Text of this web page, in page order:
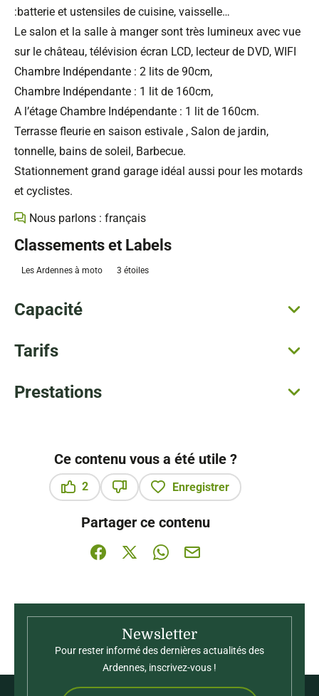
:batterie et ustensiles de cuisine, vaisselle…
Le salon et la salle à manger sont très lumineux avec vue
sur le château, télévision écran LCD, lecteur de DVD, WIFI
Chambre Indépendante : 2 lits de 90cm,
Chambre Indépendante : 1 lit de 160cm,
A l’étage Chambre Indépendante : 1 lit de 160cm.
Terrasse fleurie en saison estivale , Salon de jardin,
tonnelle, bains de soleil, Barbecue.
Stationnement grand garage idéal aussi pour les motards
et cyclistes.
Nous parlons : français
Classements et Labels
Les Ardennes à moto 3 étoiles
Capacité
Tarifs
Prestations
Ce contenu vous a été utile ?
2
Enregistrer
Partager ce contenu
Partager sur Facebook (nouvelle fenêtre)
Partager sur X / Twitter (nouvelle
Partager sur WhatsApp
Partager par mail
Newsletter
Pour rester informé des dernières actualités des
Ardennes, inscrivez-vous !